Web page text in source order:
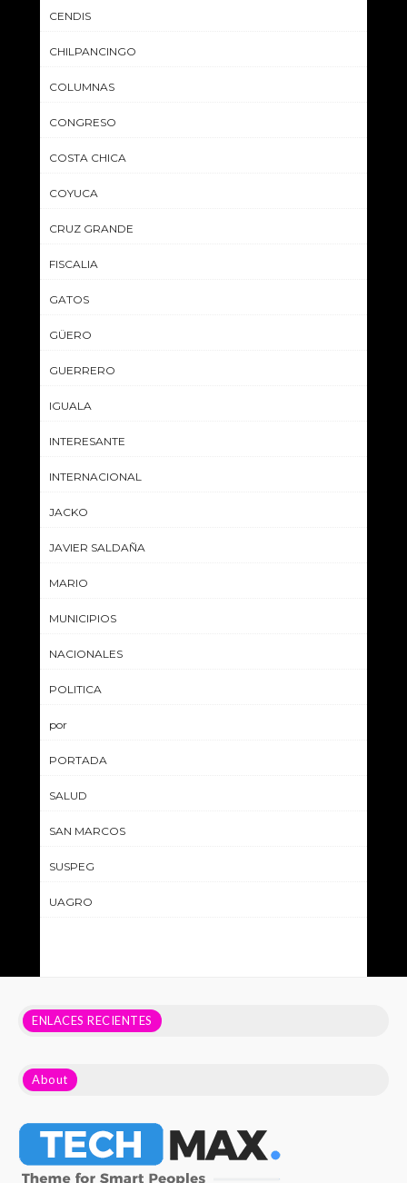
CENDIS
CHILPANCINGO
COLUMNAS
CONGRESO
COSTA CHICA
COYUCA
CRUZ GRANDE
FISCALIA
GATOS
GÜERO
GUERRERO
IGUALA
INTERESANTE
INTERNACIONAL
JACKO
JAVIER SALDAÑA
MARIO
MUNICIPIOS
NACIONALES
POLITICA
por
PORTADA
SALUD
SAN MARCOS
SUSPEG
UAGRO
ENLACES RECIENTES
About